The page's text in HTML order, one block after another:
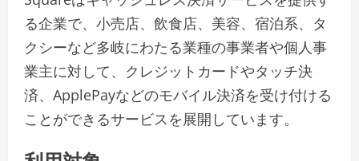
る企業で、小売店、飲食店、美容、宿泊系、タ
クシーなど多岐にわたる業種の事業者や個人事
業主に対して、クレジットカードやタッチ決
済、ApplePayなどのモバイル決済を受け付ける
ことができるサービスを展開しています。